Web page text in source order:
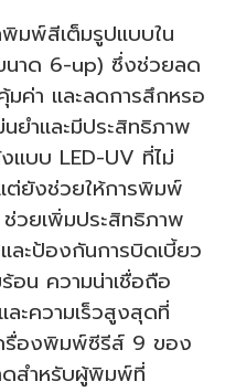
มพ์สีเต็มรูปแบบใน
นาด 6-up) ซึ่งช่วยลด
มค่า และลดการสึกหรอ
ยำและมีประสิทธิภาพ
แบบ LED-UV ที่ไม่
ยังช่วยให้การพิมพ์
วยเพิ่มประสิทธิภาพ
ละป้องกันการบิดเบี้ยว
น ความน่าเชื่อถือ
ความเร็วสูงสุดที่
รื่องพิมพ์ซีรีส์ 9 ของ
ดสำหรับผู้พิมพ์ที่